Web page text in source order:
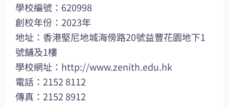
學校編號：620998
創校年份：2023年
地址：香港堅尼地城海傍路20號益豐花園地下1
號舖及1樓
學校網址： http://www.zenith.edu.hk
電話：2152 8112
傳真：2152 8912